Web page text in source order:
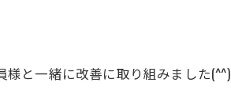
と一緒に改善に取り組みました(^^)